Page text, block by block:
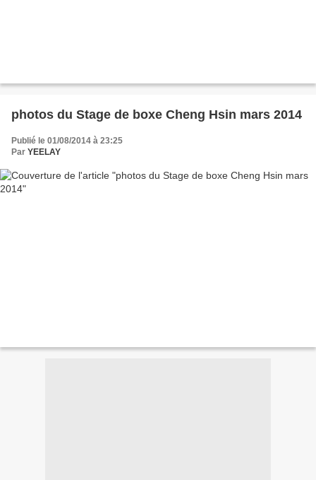
photos du Stage de boxe Cheng Hsin mars 2014
Publié le 01/08/2014 à 23:25
Par YEELAY